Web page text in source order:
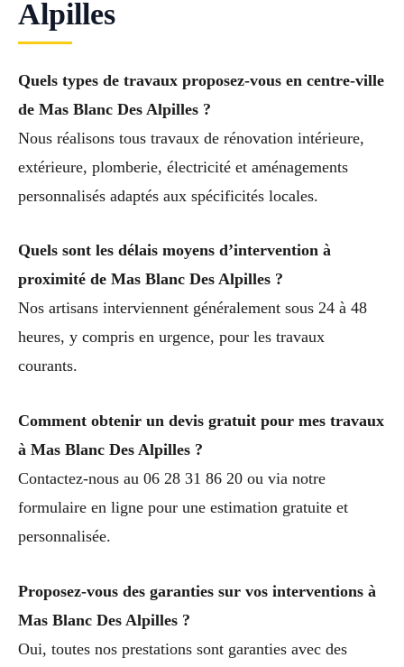
Alpilles
Quels types de travaux proposez-vous en centre-ville
de Mas Blanc Des Alpilles ?
Nous réalisons tous travaux de rénovation intérieure,
extérieure, plomberie, électricité et aménagements
personnalisés adaptés aux spécificités locales.
Quels sont les délais moyens d’intervention à
proximité de Mas Blanc Des Alpilles ?
Nos artisans interviennent généralement sous 24 à 48
heures, y compris en urgence, pour les travaux
courants.
Comment obtenir un devis gratuit pour mes travaux
à Mas Blanc Des Alpilles ?
Contactez-nous au 06 28 31 86 20 ou via notre
formulaire en ligne pour une estimation gratuite et
personnalisée.
Proposez-vous des garanties sur vos interventions à
Mas Blanc Des Alpilles ?
Oui, toutes nos prestations sont garanties avec des